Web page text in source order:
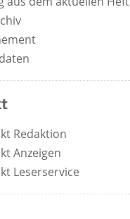
Redaktion
Anzeigen
Leserservice